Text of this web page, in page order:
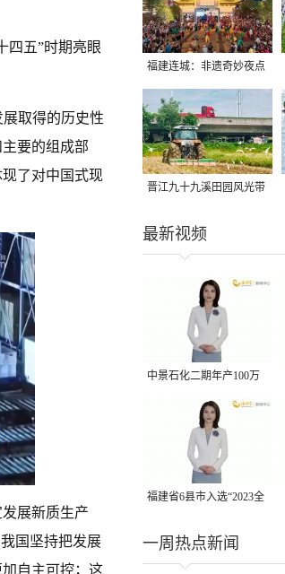
四五”时期亮眼
取得的历史性
要的组成部
了对中国式现
展新质生产
国坚持把发展
自主可控；这
福建连城：非遗奇妙夜点
亮夏夜
晋江九十九溪田园风光带
最新视频
中景石化二期年产100万
吨丙烷脱氢项目建成中交
福建省6县市入选“2023全
一周热点新闻